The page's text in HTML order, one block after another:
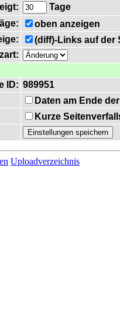
Tage
oben anzeigen
(diff)-Links auf der
ID: 989951
Daten am Ende
Kurze
Uploadverzeichnis